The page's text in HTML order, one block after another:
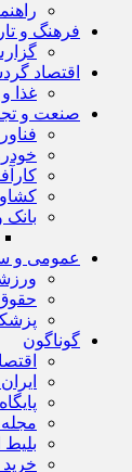
فرهنگ و
اقتصاد
غذا
صنعت و
عمومی و
گوناگون
خرید